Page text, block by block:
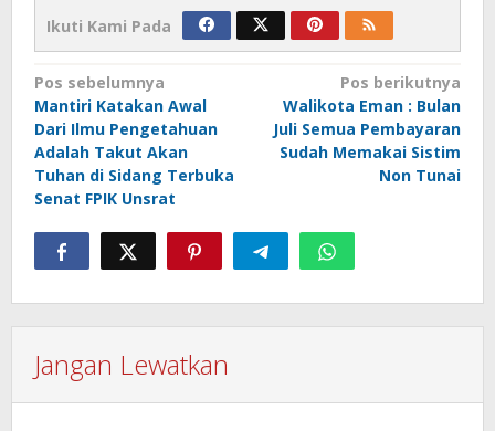
Ikuti Kami Pada
Navigasi
pos
Pos sebelumnya
Mantiri Katakan Awal
Dari Ilmu Pengetahuan
Adalah Takut Akan
Tuhan di Sidang Terbuka
Senat FPIK Unsrat
Pos berikutnya
Walikota Eman : Bulan
Juli Semua Pembayaran
Sudah Memakai Sistim
Non Tunai
Jangan Lewatkan